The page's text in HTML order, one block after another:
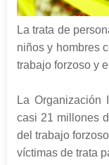
La trata de
niños y hombres
trabajo forzoso y
La Organización
casi 21 millones
del trabajo
víctimas de trata